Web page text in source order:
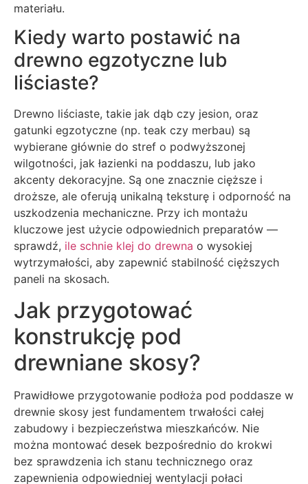
materiału.
Kiedy warto postawić na
drewno egzotyczne lub
liściaste?
Drewno liściaste, takie jak dąb czy jesion, oraz
gatunki egzotyczne (np. teak czy merbau) są
wybierane głównie do stref o podwyższonej
wilgotności, jak łazienki na poddaszu, lub jako
akcenty dekoracyjne. Są one znacznie cięższe i
droższe, ale oferują unikalną teksturę i odporność na
uszkodzenia mechaniczne. Przy ich montażu
kluczowe jest użycie odpowiednich preparatów —
sprawdź, ile schnie klej do drewna o wysokiej
wytrzymałości, aby zapewnić stabilność cięższych
paneli na skosach.
Jak przygotować
konstrukcję pod
drewniane skosy?
Prawidłowe przygotowanie podłoża pod poddasze w
drewnie skosy jest fundamentem trwałości całej
zabudowy i bezpieczeństwa mieszkańców. Nie
można montować desek bezpośrednio do krokwi
bez sprawdzenia ich stanu technicznego oraz
zapewnienia odpowiedniej wentylacji połaci